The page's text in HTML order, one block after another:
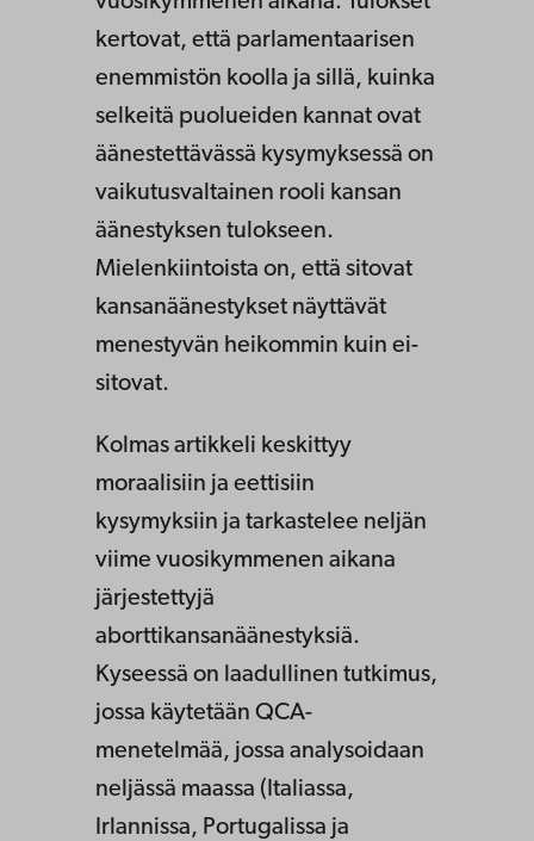
kertovat, että parlamentaarisen
enemmistön koolla ja sillä, kuinka
selkeitä puolueiden kannat ovat
äänestettävässä kysymyksessä on
vaikutusvaltainen rooli kansan
äänestyksen tulokseen.
Mielenkiintoista on, että sitovat
kansanäänestykset näyttävät
menestyvän heikommin kuin ei-
sitovat.
Kolmas artikkeli keskittyy
moraalisiin ja eettisiin
kysymyksiin ja tarkastelee neljän
viime vuosikymmenen aikana
järjestettyjä
aborttikansanäänestyksiä.
Kyseessä on laadullinen tutkimus,
jossa käytetään QCA-
menetelmää, jossa analysoidaan
neljässä maassa (Italiassa,
Irlannissa, Portugalissa ja